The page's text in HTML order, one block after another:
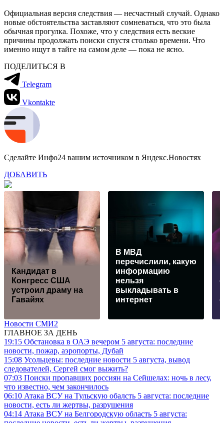
Официальная версия следствия — несчастный случай. Однако
новые обстоятельства заставляют сомневаться, что это была
обычная прогулка. Похоже, что у следствия есть веские
причины продолжать поиски спустя столько времени. Что
именно ищут в тайге на самом деле — пока не ясно.
ПОДЕЛИТЬСЯ В
Telegram
Vkontakte
Сделайте Инфо24 вашим источником в Яндекс.Новостях
ДОБАВИТЬ
Кандидат в
Конгресс США
устроил драму на
Гавайях
В МВД
перечислили, какую
информацию
нельзя
выкладывать в
интернет
Новости СМИ2
ГЛАВНОЕ ЗА ДЕНЬ
19:15 Обстановка в ОАЭ вечером 5 августа: последние
новости, пожар, аэропорты, Дубай
15:08 Усольцевы: последние новости 5 августа, вывод
следователей, Сергей смог выжить?
07:03 Поиски пропавших россиян на Сейшелах: ночь в лесу,
что известно, чем закончилось
06:10 Атака ВСУ на Тульскую обалсть 5 августа: последние
новости, есть ли жертвы, разрушения
04:14 Атака ВСУ на Белгородскую область 5 августа: